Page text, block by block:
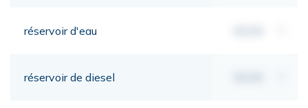
réservoir d'eau
réservoir de diesel